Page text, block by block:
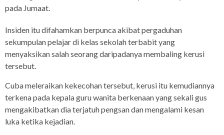
pada Jumaat.
Insiden itu difahamkan berpunca akibat pergaduhan
sekumpulan pelajar di kelas sekolah terbabit yang
menyaksikan salah seorang daripadanya membaling kerusi
tersebut.
Cuba meleraikan kekecohan tersebut, kerusi itu kemudiannya
terkena pada kepala guru wanita berkenaan yang sekali gus
mengakibatkan dia terjatuh pengsan dan mengalami kesan
luka ketika kejadian.